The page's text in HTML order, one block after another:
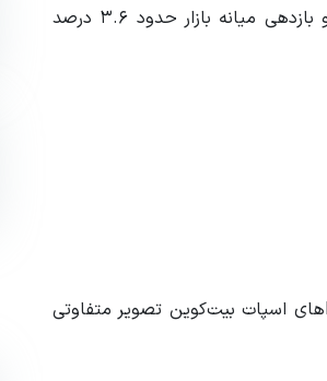
۶۲ درصد بوده بیت کوین در ۸۲ درصد مواقع طی هفت روز بعد رشد کرده و بازدهی میانه بازار حدود ۳.۶ درصد
در حالی که معامله‌گران بازار مشتقات همچنان از قیمت حمایت می‌کنند، ETFهای اسپات بیت‌کوین تصویر متفاوتی